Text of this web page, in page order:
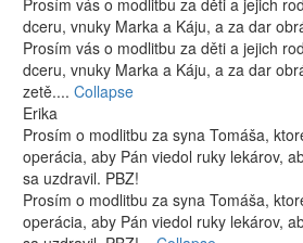
Prosím vás o modlitbu za děti a jejich
dceru, vnuky Marka a Káju, a za dar
Prosím vás o modlitbu za děti a jejich
dceru, vnuky Marka a Káju, a za dar
zetě.... Collapse
Erika
Prosím o modlitbu za syna Tomáša,
operácia, aby Pán viedol ruky lekárov,
sa uzdravil. PBZ!
Prosím o modlitbu za syna Tomáša,
operácia, aby Pán viedol ruky lekárov,